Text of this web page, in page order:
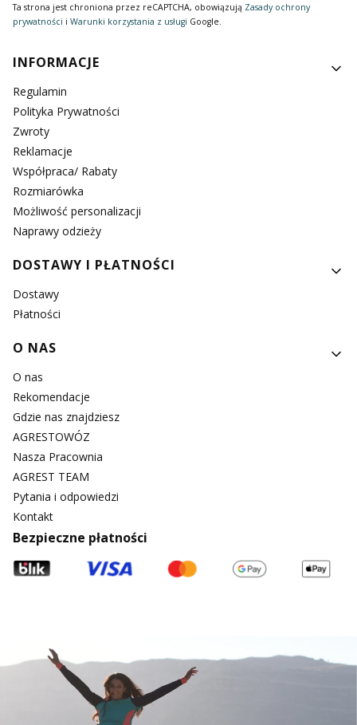
Ta strona jest chroniona przez reCAPTCHA, obowiązują Zasady ochrony
prywatności i Warunki korzystania z usługi Google.
Linki w stopce
INFORMACJE
Regulamin
Polityka Prywatności
Zwroty
Reklamacje
Współpraca/ Rabaty
Rozmiarówka
Możliwość personalizacji
Naprawy odzieży
DOSTAWY I PŁATNOŚCI
Dostawy
Płatności
O NAS
O nas
Rekomendacje
Gdzie nas znajdziesz
AGRESTOWÓZ
Nasza Pracownia
AGREST TEAM
Pytania i odpowiedzi
Kontakt
Bezpieczne płatności